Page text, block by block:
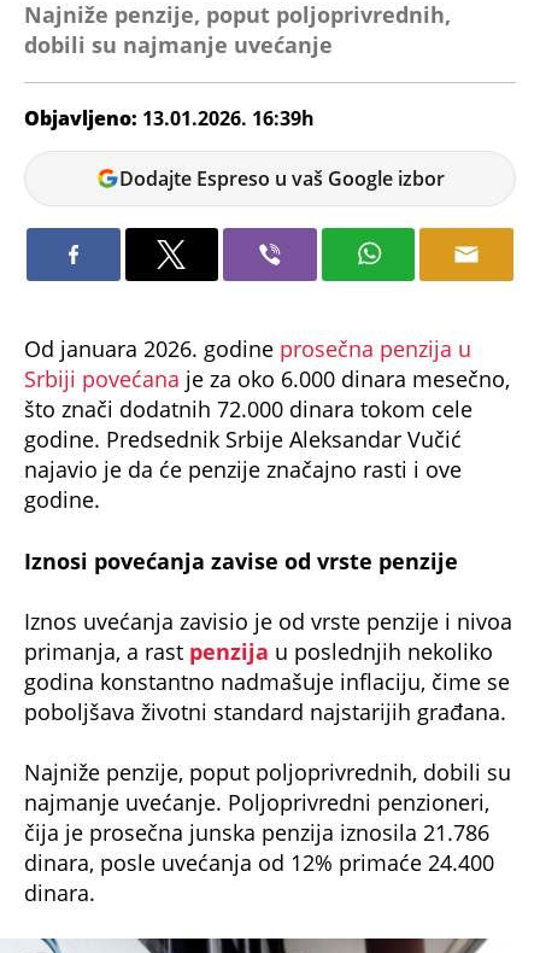
Najniže penzije, poput poljoprivrednih,
dobili su najmanje uvećanje
Objavljeno: 13.01.2026. 16:39h
Dijana
Spasov
Dodajte Espreso u vaš Google izbor
Od januara 2026. godine prosečna penzija u
Srbiji povećana je za oko 6.000 dinara mesečno,
što znači dodatnih 72.000 dinara tokom cele
godine. Predsednik Srbije Aleksandar Vučić
najavio je da će penzije značajno rasti i ove
godine.
Iznosi povećanja zavise od vrste penzije
Iznos uvećanja zavisio je od vrste penzije i nivoa
primanja, a rast penzija u poslednjih nekoliko
godina konstantno nadmašuje inflaciju, čime se
poboljšava životni standard najstarijih građana.
Najniže penzije, poput poljoprivrednih, dobili su
najmanje uvećanje. Poljoprivredni penzioneri,
čija je prosečna junska penzija iznosila 21.786
dinara, posle uvećanja od 12% primaće 24.400
dinara.